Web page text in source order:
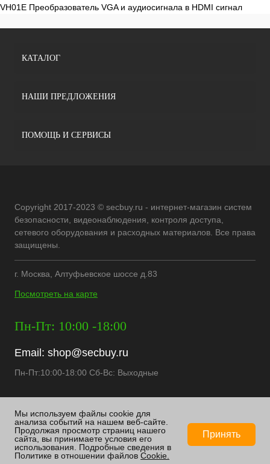
VH01E Преобразователь VGA и аудиосигнала в HDMI сигнал
КАТАЛОГ
НАШИ ПРЕДЛОЖЕНИЯ
ПОМОЩЬ И СЕРВИСЫ
Copyright 2017-2023 © secbuy.ru - интернет-магазин систем
безопасности, видеонаблюдения, контроля доступа,
сетевого оборудования и расходных материалов. Все права
защищены.
г. Москва, Алтуфьевское шоссе д.83
Посмотреть на карте
Пн-Пт: 10:00 -18:00
Email: shop@secbuy.ru
Пн-Пт:10:00-18:00 Сб-Вс: Выходные
ИЗБРАННОЕ 0
Мы используем файлы cookie для
анализа событий на нашем веб-сайте.
Продолжая просмотр страниц нашего
сайта, вы принимаете условия его
использования. Подробные сведения в
Политике в отношении файловCookie.
Принять